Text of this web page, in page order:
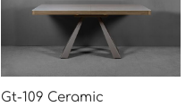
Gt-109 Ceramic